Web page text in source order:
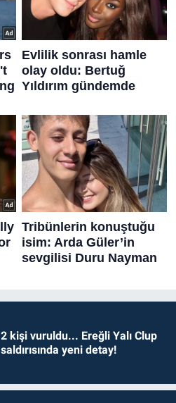
2 kişi vuruldu... Ereğli Yalı Clup
saldırısında yeni detay!